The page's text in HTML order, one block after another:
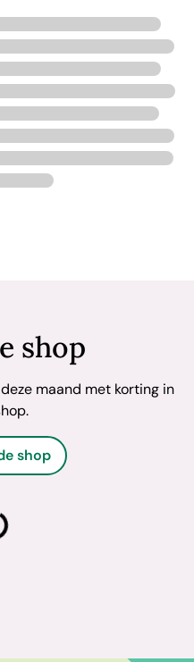
shop
maand met korting in
shop